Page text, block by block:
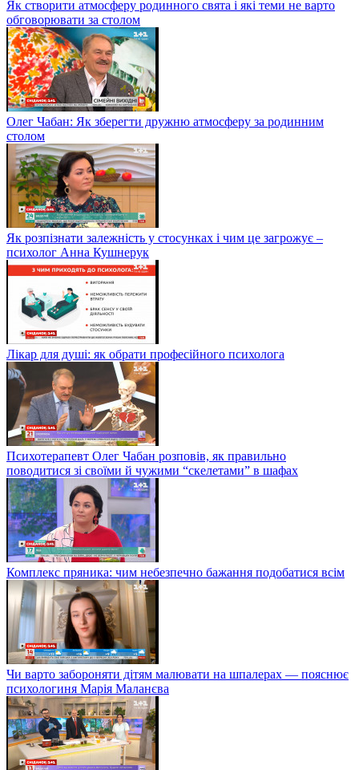
Як створити атмосферу родинного свята і які теми не варто
обговорювати за столом
Олег Чабан: Як зберегти дружню атмосферу за родинним
столом
Як розпізнати залежність у стосунках і чим це загрожує –
психолог Анна Кушнерук
Лікар для душі: як обрати професійного психолога
Психотерапевт Олег Чабан розповів, як правильно
поводитися зі своїми й чужими “скелетами” в шафах
Комплекс пряника: чим небезпечно бажання подобатися всім
Чи варто забороняти дітям малювати на шпалерах — пояснює
психологиня Марія Маланєва